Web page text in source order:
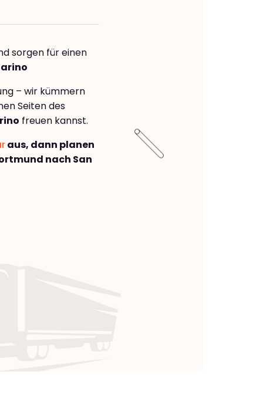
sorgen für einen
– wir kümmern
Seiten des
freuen kannst.
aus, dann planen
nach San